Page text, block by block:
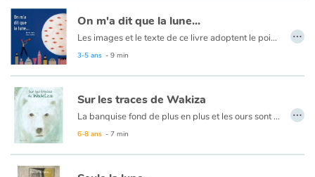
On m'a dit que la lune...
Les images et le texte de ce livre adoptent le point de vue d’un enfant pour rassembler ce qui se dit à propos de la lune : dictons, proverbes, citations, croyances populaires. Ils permettent ainsi de partager avec le lecteur tout ce que l’esprit peut construire comme fantaisies à partir de ce qu’il capte autour de lui et qui constitue un certain « savoir ». D’où le titre :
3-5 ans - 9 min
…
Sur les traces de Wakiza
La banquise fond de plus en plus et les ours sont obligés de nager des heures pour trouver de quoi se nourrir. L'un d'eux, Wakiza part seul à la recherche de nouveaux territoires de chasse pendant que ses congénères hibernent...
6-8 ans - 7 min
…